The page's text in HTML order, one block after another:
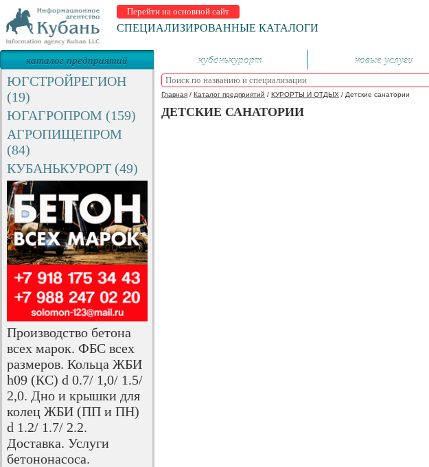
Перейти на основной сайт
СПЕЦИАЛИЗИРОВАННЫЕ КАТАЛОГИ
каталог предприятий кубанькурорт новые услуги
ЮГСТРОЙРЕГИОН
(19)
ЮГАГРОПРОМ (159)
АГРОПИЩЕПРОМ
(84)
КУБАНЬКУРОРТ (49)
Производство бетона
всех марок. ФБС всех
размеров. Кольца ЖБИ
h09 (КС) d 0.7/ 1,0/ 1.5/
2,0. Дно и крышки для
колец ЖБИ (ПП и ПН)
d 1.2/ 1.7/ 2.2.
Доставка. Услуги
бетононасоса.
Главная/ Каталог предприятий / КУРОРТЫ И ОТДЫХ / Детские санатории
ДЕТСКИЕ САНАТОРИИ